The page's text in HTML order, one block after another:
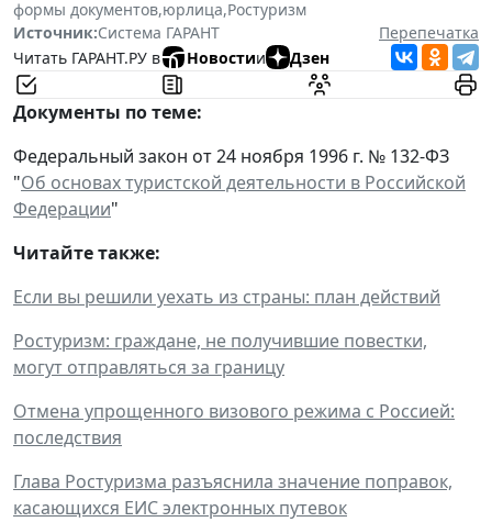
формы документов,юрлица,Ростуризм
Источник:Система ГАРАНТ
Перепечатка
Читать ГАРАНТ.РУ в
Новостии Дзен
Документы по теме:
Федеральный закон от 24 ноября 1996 г. № 132-ФЗ
"Об основах туристской деятельности в Российской
Федерации"
Читайте также:
Если вы решили уехать из страны: план действий
Ростуризм: граждане, не получившие повестки,
могут отправляться за границу
Отмена упрощенного визового режима с Россией:
последствия
Глава Ростуризма разъяснила значение поправок,
касающихся ЕИС электронных путевок